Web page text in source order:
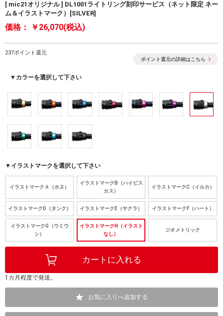
[ mic21オリジナル ] DL1001ライトリング刻印サービス（ネット限定 ネー
ム＆イラストマーク）[SILVER]
価格： ￥26,070(税込)
237ポイント還元
ポイント還元の詳細はこちら
▼カラーを選択して下さい
▼イラストマークを選択して下さい
イラストマークＡ（ホヌ）
イラストマークB（ハイビス
カス）
イラストマークC（イルカ）
イラストマークD（タンク） イラストマークE（サクラ） イラストマークF（ハート）
イラストマークG（ウミウ
シ）
イラストマークH（イラスト
なし）
ジオメトリック
1カ月程度で発送。
お気に入りへ追加する